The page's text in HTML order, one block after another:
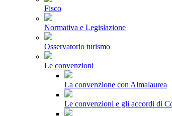
Fisco
Normativa e Legislazione
Osservatorio turismo
Le convenzioni
La convenzione con Almalaurea
Le convenzioni e gli accordi di